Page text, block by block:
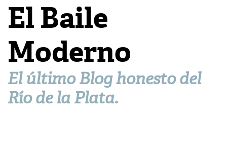
El Baile
Moderno
El último Blog honesto del
Río de la Plata.